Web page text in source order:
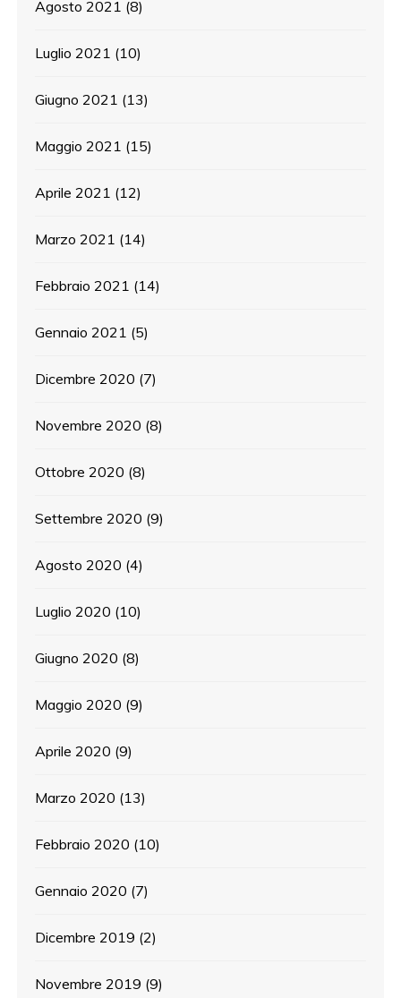
Agosto 2021 (8)
Luglio 2021 (10)
Giugno 2021 (13)
Maggio 2021 (15)
Aprile 2021 (12)
Marzo 2021 (14)
Febbraio 2021 (14)
Gennaio 2021 (5)
Dicembre 2020 (7)
Novembre 2020 (8)
Ottobre 2020 (8)
Settembre 2020 (9)
Agosto 2020 (4)
Luglio 2020 (10)
Giugno 2020 (8)
Maggio 2020 (9)
Aprile 2020 (9)
Marzo 2020 (13)
Febbraio 2020 (10)
Gennaio 2020 (7)
Dicembre 2019 (2)
Novembre 2019 (9)